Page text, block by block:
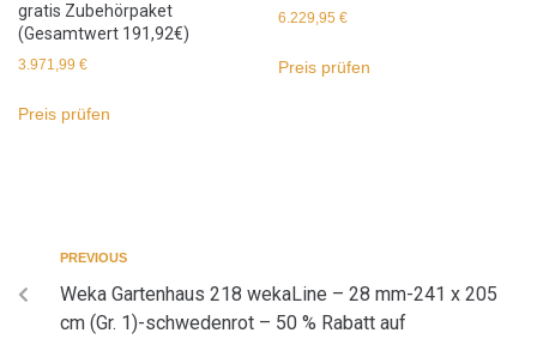
gratis Zubehörpaket
(Gesamtwert 191,92€)
3.971,99 €
Preis prüfen
6.229,95€
Preis prüfen
PREVIOUS
Weka Gartenhaus 218 wekaLine – 28 mm-241 x 205
cm (Gr. 1)-schwedenrot – 50 % Rabatt auf